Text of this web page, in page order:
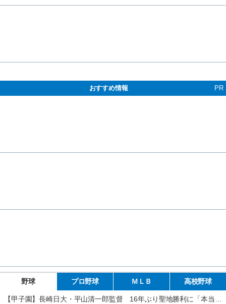
おすすめ情報 PR
野球 プロ野球 ＭＬＢ 高校野球